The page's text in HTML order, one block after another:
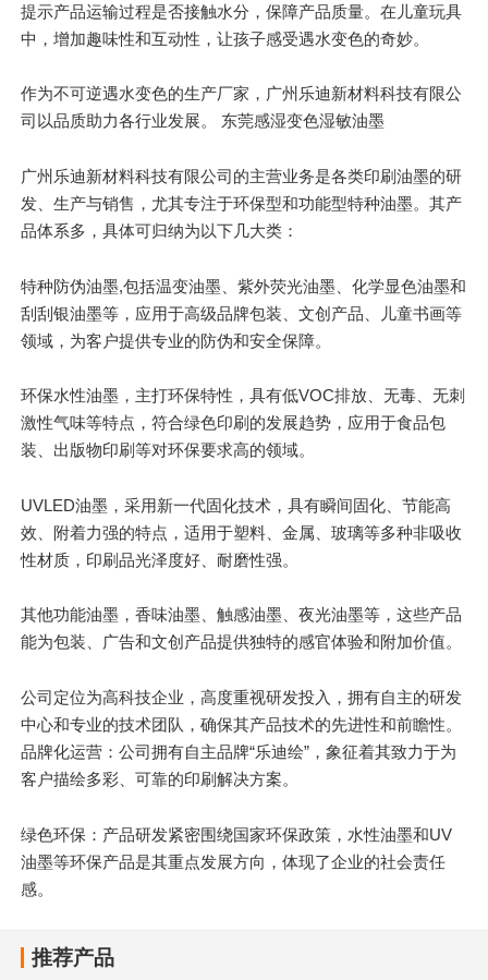
提示产品运输过程是否接触水分，保障产品质量。在儿童玩具
中，增加趣味性和互动性，让孩子感受遇水变色的奇妙。
作为不可逆遇水变色的生产厂家，广州乐迪新材料科技有限公
司以品质助力各行业发展。 东莞感湿变色湿敏油墨
广州乐迪新材料科技有限公司的主营业务是各类印刷油墨的研
发、生产与销售，尤其专注于环保型和功能型特种油墨。其产
品体系多，具体可归纳为以下几大类：
特种防伪油墨,包括温变油墨、紫外荧光油墨、化学显色油墨和
刮刮银油墨等，应用于高级品牌包装、文创产品、儿童书画等
领域，为客户提供专业的防伪和安全保障。
环保水性油墨，主打环保特性，具有低VOC排放、无毒、无刺
激性气味等特点，符合绿色印刷的发展趋势，应用于食品包
装、出版物印刷等对环保要求高的领域。
UVLED油墨，采用新一代固化技术，具有瞬间固化、节能高
效、附着力强的特点，适用于塑料、金属、玻璃等多种非吸收
性材质，印刷品光泽度好、耐磨性强。
其他功能油墨，香味油墨、触感油墨、夜光油墨等，这些产品
能为包装、广告和文创产品提供独特的感官体验和附加价值。
公司定位为高科技企业，高度重视研发投入，拥有自主的研发
中心和专业的技术团队，确保其产品技术的先进性和前瞻性。
品牌化运营：公司拥有自主品牌“乐迪绘”，象征着其致力于为
客户描绘多彩、可靠的印刷解决方案。
绿色环保：产品研发紧密围绕国家环保政策，水性油墨和UV
油墨等环保产品是其重点发展方向，体现了企业的社会责任
感。
推荐产品